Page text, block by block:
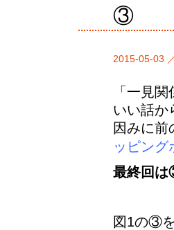
③
2015-05-03
「一見
いい話か
因みに前
ッピング
最終回
図1の③